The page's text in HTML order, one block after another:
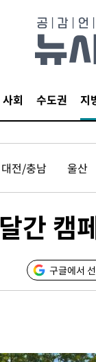
사회 수도권 지
대전/충남 울산
간 캠
구글에서